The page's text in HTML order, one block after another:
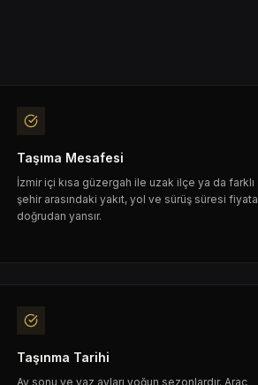
Taşıma Mesafesi
İzmir içi kısa güzergah ile uzak ilçe ya da farklı
şehir arasındaki yakıt, yol ve sürüş süresi fiyata
doğrudan yansır.
Taşınma Tarihi
Ay sonu ve yaz ayları yoğun sezonlardır. Araç